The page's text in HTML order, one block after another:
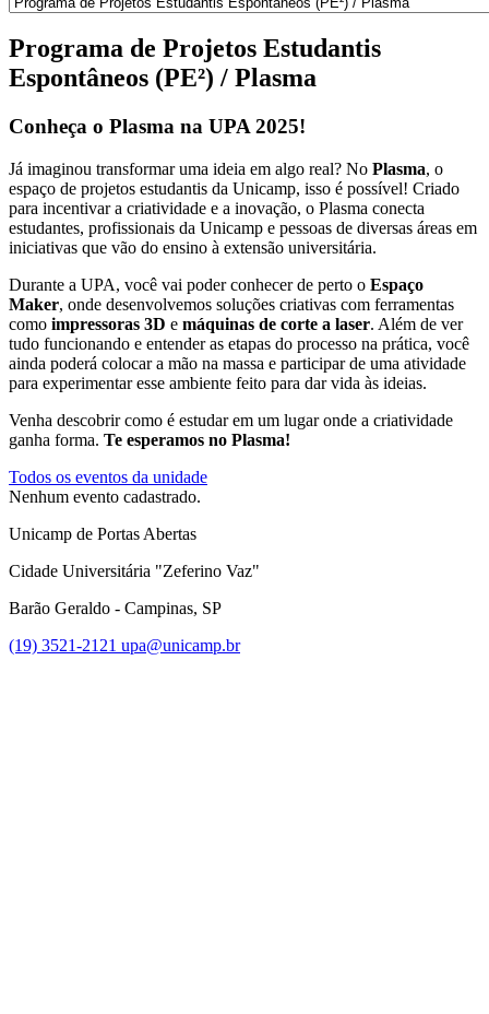
Programa de Projetos Estudantis
Espontâneos (PE²) / Plasma
Conheça o Plasma na UPA 2025!
Já imaginou transformar uma ideia em algo real? No Plasma, o
espaço de projetos estudantis da Unicamp, isso é possível! Criado
para incentivar a criatividade e a inovação, o Plasma conecta
estudantes, profissionais da Unicamp e pessoas de diversas áreas em
iniciativas que vão do ensino à extensão universitária.
Durante a UPA, você vai poder conhecer de perto o Espaço
Maker, onde desenvolvemos soluções criativas com ferramentas
como impressoras 3D e máquinas de corte a laser. Além de ver
tudo funcionando e entender as etapas do processo na prática, você
ainda poderá colocar a mão na massa e participar de uma atividade
para experimentar esse ambiente feito para dar vida às ideias.
Venha descobrir como é estudar em um lugar onde a criatividade
ganha forma. Te esperamos no Plasma!
Todos os eventos da unidade
Nenhum evento cadastrado.
Unicamp de Portas Abertas
Cidade Universitária "Zeferino Vaz"
Barão Geraldo - Campinas, SP
(19) 3521-2121 upa@unicamp.br